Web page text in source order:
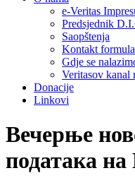
e-Veritas
Predsjednik
Saopštenja
Kontakt
Gdje se
Veritasov kanal
Donacije
Linkovi
Вечерње
података